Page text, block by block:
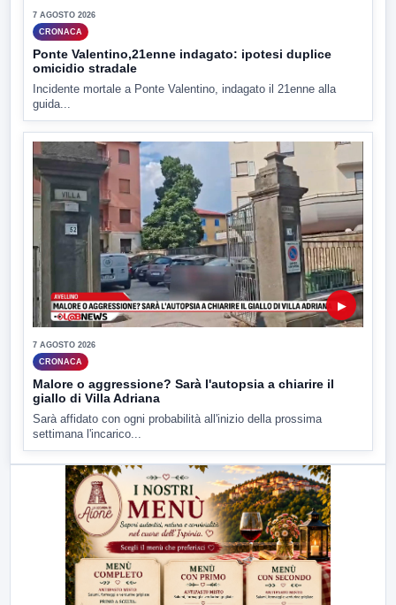
7 AGOSTO 2026
CRONACA
Ponte Valentino,21enne indagato: ipotesi duplice
omicidio stradale
Incidente mortale a Ponte Valentino, indagato il 21enne alla
guida...
▶
7 AGOSTO 2026
CRONACA
Malore o aggressione? Sarà l'autopsia a chiarire il
giallo di Villa Adriana
Sarà affidato con ogni probabilità all'inizio della prossima
settimana l'incarico...